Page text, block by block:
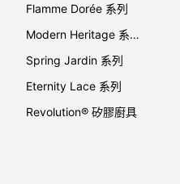
Flamme Dorée 系列
Modern Heritage 系列
Spring Jardin 系列
Eternity Lace 系列
Revolution® 矽膠廚具